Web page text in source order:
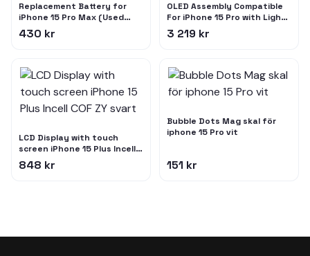
Replacement Battery for
iPhone 15 Pro Max (Used
OEM Pull: Grade C / SOH 90%
to 94%)
430 kr
OLED Assembly Compatible
For iPhone 15 Pro with Light
Sensor Flex Cable (Used OEM
Pull: Grade A)
3 219 kr
LCD Display with touch
screen iPhone 15 Plus Incell
COF ZY svart
848 kr
Bubble Dots Mag skal för
iphone 15 Pro vit
151 kr